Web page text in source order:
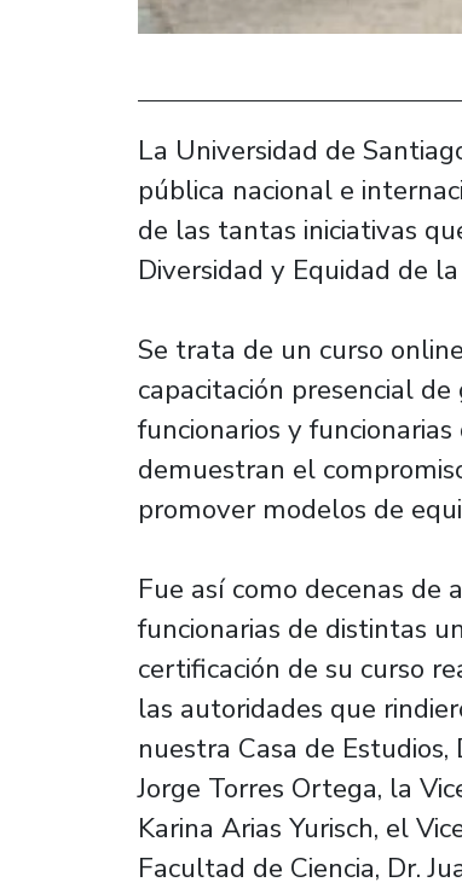
La Universidad de
pública nacional e
de las tantas iniciativas
Diversidad y Equidad de
Se trata de un curso
capacitación presencial
funcionarios y
demuestran el
promover modelos de
Fue así como decenas de
funcionarias de distintas
certificación de su curso
las autoridades que
nuestra Casa de
Jorge Torres Ortega, la
Karina Arias Yurisch, el
Facultad de Ciencia, Dr.